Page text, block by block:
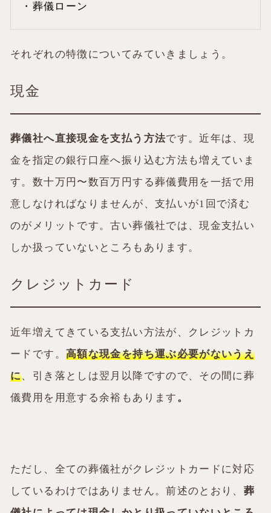
・葬儀ローン
それぞれの特徴についてみていきましょう。
現金
葬儀社へ直接現金を支払う方法です。近年は、現
金を指定の銀行口座へ振り込む方法も増えていま
す。数十万円〜数百万円する葬儀費用を一括で用
意しなければなりませんが、支払いが1回で済む
のがメリットです。古い葬儀社では、現金支払い
しか扱っていないところもあります。
クレジットカード
近年増えてきている支払い方法が、クレジットカ
ードです。 高額な現金を持ち運ぶ必要がないうえ
に、引き落としは翌月以降ですので、その間に葬
儀費用を用意する余裕もあります 。
ただし、全ての葬儀社がクレジットカードに対応
しているわけではありません。前述のとおり、 葬